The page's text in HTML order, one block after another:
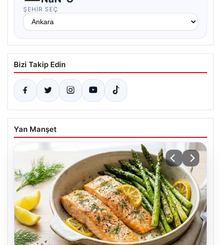
ŞEHIR SEÇ
Bizi Takip Edin
Yan Manşet